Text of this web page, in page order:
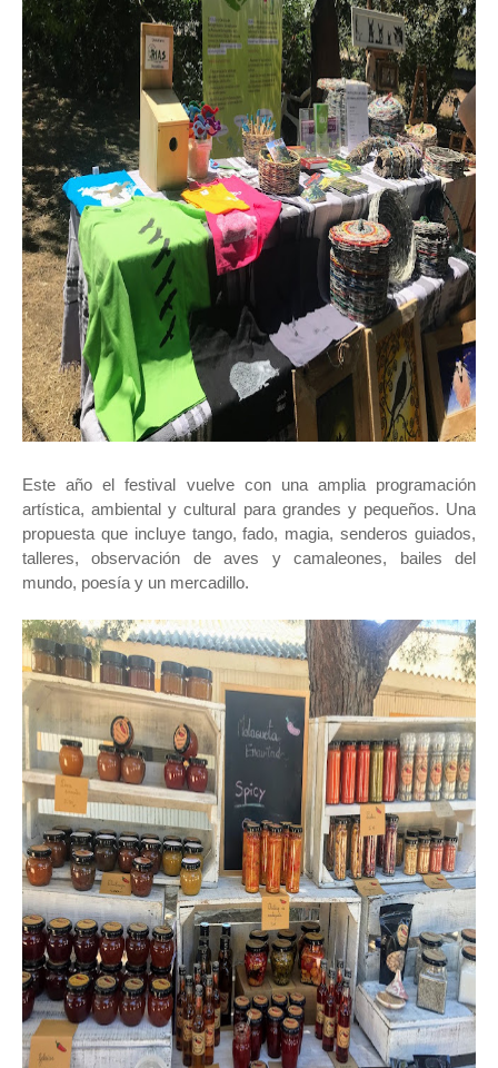
Este año el festival vuelve con una amplia programación
artística, ambiental y cultural para grandes y pequeños. Una
propuesta que incluye tango, fado, magia, senderos guiados,
talleres, observación de aves y camaleones, bailes del
mundo, poesía y un mercadillo.